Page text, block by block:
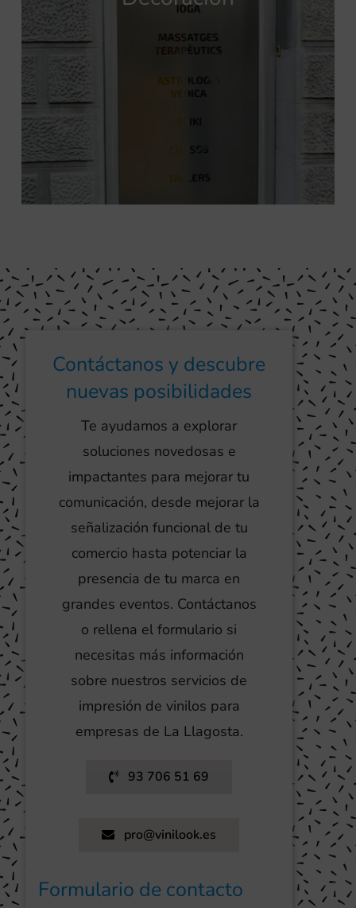
Contáctanos y descubre
nuevas posibilidades
Te ayudamos a explorar
soluciones novedosas e
impactantes para mejorar tu
comunicación, desde mejorar la
señalización funcional de tu
comercio hasta potenciar la
presencia de tu marca en
grandes eventos. Contáctanos
o rellena el formulario si
necesitas más información
sobre nuestros servicios de
impresión de vinilos para
empresas de La Llagosta.
93 706 51 69
pro@vinilook.es
Formulario de contacto